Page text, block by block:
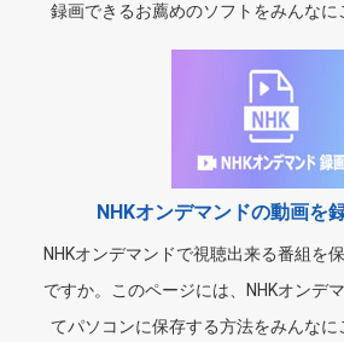
録画できるお薦めのソフトをみんなに
NHKオンデマンドの動画を
NHKオンデマンドで視聴出来る番組を
ですか。このページには、NHKオンデ
てパソコンに保存する方法をみんなに